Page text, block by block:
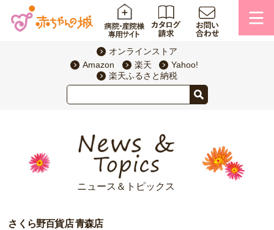
オンラインストア
Amazon
楽天
Yahoo!
楽天ふるさと納税
ニュース＆トピックス
さくら野百貨店 青森店